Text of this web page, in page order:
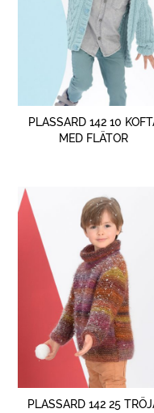
SNABBTITT
PLASSARD 142 10
MED FLÄTOR
SNABBTITT
PLASSARD 142 25